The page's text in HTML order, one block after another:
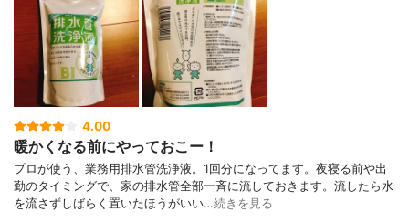
4.00
暖かくなる前にやっておこー！
プロが使う、業務用排水管洗浄液。1回分になってます。夜寝る前や出
勤のタイミングで、家の排水管全部一斉に流しておきます。流したら水
を流さずしばらく置いたほうがいい…続きを見る